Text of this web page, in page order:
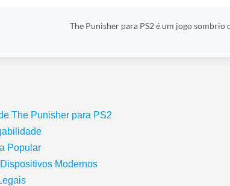
The Punisher para PS2 é um jogo
The Punisher para PS2
Popular
Modernos